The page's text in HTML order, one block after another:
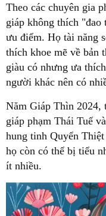
Theo các chuyên gia
giáp không thích
ưu điểm. Họ tài năng
thích khoe mẽ về bản
giàu có nhưng ưa
người khác nên có
Năm Giáp Thìn 2024,
giáp phạm Thái Tuế
hung tinh Quyển
họ còn có thể bị tiểu
ít nhiều.